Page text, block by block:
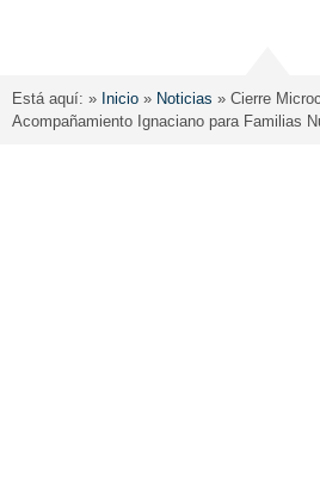
Está aquí: » Inicio » Noticias » Cierre
Acompañamiento Ignaciano para Familias